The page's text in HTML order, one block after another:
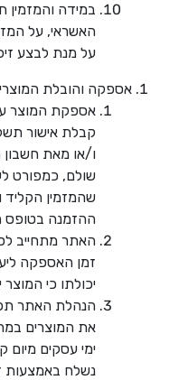
במידה והמזמין
האשראי, על
על מנת לבצע
אספקה והובלת
אספקת המוצר
קבלת אישור
ו/או מאת חשבון
שולם, כמפורט
שהמזמין הקליד
ההזמנה בטופס
האתר מתחייב
זמן האספקה
יכולתו כי המוצר
הנהלת האתר
ימי עסקים מיום